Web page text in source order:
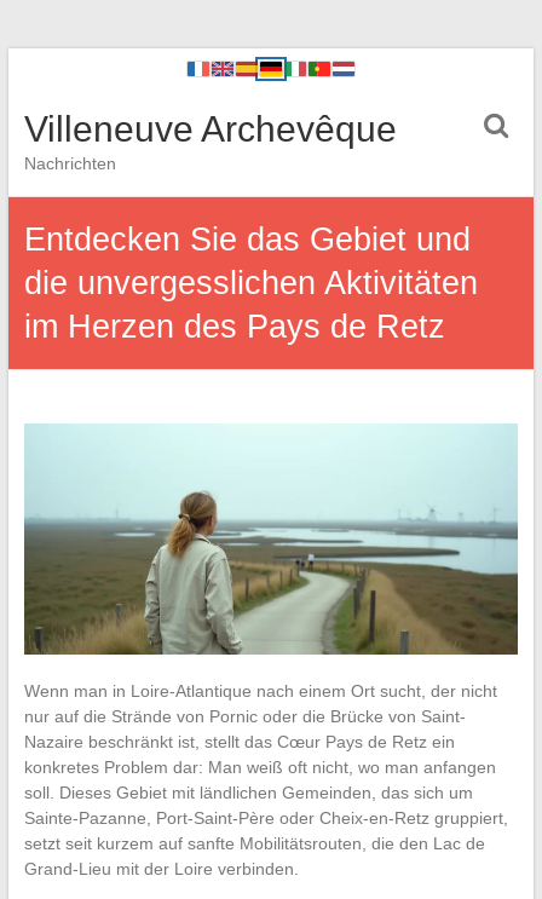
Villeneuve Archevêque
Nachrichten
Entdecken Sie das Gebiet und
die unvergesslichen Aktivitäten
im Herzen des Pays de Retz
Wenn man in Loire-Atlantique nach einem Ort sucht, der nicht
nur auf die Strände von Pornic oder die Brücke von Saint-
Nazaire beschränkt ist, stellt das Cœur Pays de Retz ein
konkretes Problem dar: Man weiß oft nicht, wo man anfangen
soll. Dieses Gebiet mit ländlichen Gemeinden, das sich um
Sainte-Pazanne, Port-Saint-Père oder Cheix-en-Retz gruppiert,
setzt seit kurzem auf sanfte Mobilitätsrouten, die den Lac de
Grand-Lieu mit der Loire verbinden.